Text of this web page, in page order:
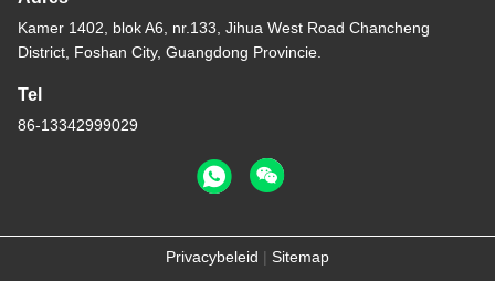
Kamer 1402, blok A6, nr.133, Jihua West Road Chancheng
District, Foshan City, Guangdong Provincie.
Tel
86-13342999029
Privacybeleid | Sitemap